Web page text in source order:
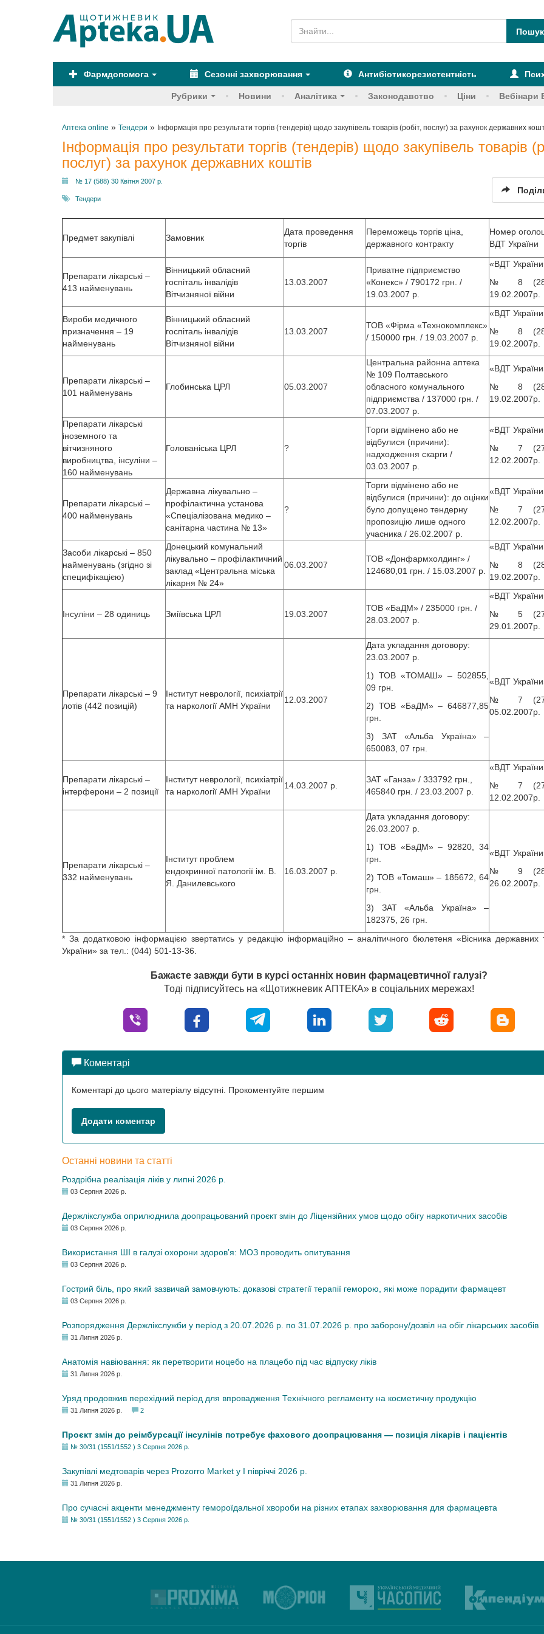
Фармдопомога Сезонні захворювання Антибіотикорезистентність
Рубрики Новини Аналітика Законодавство Ціни Вебінари
Аптека online » Тендери » Інформація про результати торгів (тендерів) щодо закупівель товарів (робіт, послуг) за рахунок державних
Інформація про результати торгів (тендерів) щодо закупівель товарів
послуг) за рахунок державних коштів
№ 17 (588) 30 Квітня 2007 р.
Тендери
Предмет закупівлі Замовник
Дата проведення
торгів
Переможець торгів ціна,
державного контракту
Номер
ВДТ України
Препарати лікарські –
413 найменувань
Вінницький обласний
госпіталь інвалідів
Вітчизняної війни
13.03.2007
Приватне підприємство
«Конекс» / 790172 грн. /
19.03.2007 р.
«ВДТ
№ 8
19.02.2007р.
Вироби медичного
призначення – 19
найменувань
Вінницький обласний
госпіталь інвалідів
Вітчизняної війни
13.03.2007
ТОВ «Фірма «Технокомплекс»
/ 150000 грн. / 19.03.2007 р.
«ВДТ
№ 8
19.02.2007р.
Препарати лікарські –
101 найменувань
Глобинська ЦРЛ 05.03.2007
Центральна районна аптека
№ 109 Полтавського
обласного комунального
підприємства / 137000 грн. /
07.03.2007 р.
«ВДТ
№ 8
19.02.2007р.
Препарати лікарські
іноземного та
вітчизняного
виробництва, інсуліни –
160 найменувань
Голованіська ЦРЛ ?
Торги відмінено або не
відбулися (причини):
надходження скарги /
03.03.2007 р.
«ВДТ
№ 7
12.02.2007р.
Препарати лікарські –
400 найменувань
Державна лікувально –
профілактична установа
«Спеціалізована медико –
санітарна частина № 13»
?
Торги відмінено або не
відбулися (причини): до оцінки
було допущено тендерну
пропозицію лише одного
учасника / 26.02.2007 р.
«ВДТ
№ 7
12.02.2007р.
Засоби лікарські – 850
найменувань (згідно зі
специфікацією)
Донецький комунальний
лікувально – профілактичний
заклад «Центральна міська
лікарня № 24»
06.03.2007
ТОВ «Донфармхолдинг» /
124680,01 грн. / 15.03.2007 р.
«ВДТ
№ 8
19.02.2007р.
Інсуліни – 28 одиниць Зміївська ЦРЛ 19.03.2007
ТОВ «БаДМ» / 235000 грн. /
28.03.2007 р.
«ВДТ
№ 5
29.01.2007р.
Препарати лікарські – 9
лотів (442 позицій)
Інститут неврології, психіатрії
та наркології АМН України
12.03.2007
Дата укладання договору:
23.03.2007 р.
1) ТОВ «ТОМАШ» – 502855,
09 грн.
2) ТОВ «БаДМ» – 646877,85
грн.
3) ЗАТ «Альба Україна» –
650083, 07 грн.
«ВДТ
№ 7
05.02.2007р.
Препарати лікарські –
інтерферони – 2 позиції
Інститут неврології, психіатрії
та наркології АМН України
14.03.2007 р.
ЗАТ «Ганза» / 333792 грн.,
465840 грн. / 23.03.2007 р.
«ВДТ
№ 7
12.02.2007р.
Препарати лікарські –
332 найменувань
Інститут проблем
ендокринної патології ім. В.
Я. Данилевського
16.03.2007 р.
Дата укладання договору:
26.03.2007 р.
1) ТОВ «БаДМ» – 92820, 34
грн.
2) ТОВ «Томаш» – 185672, 64
грн.
3) ЗАТ «Альба Україна» –
182375, 26 грн.
«ВДТ
№ 9
26.02.2007р.
* За додатковою інформацією звертатись у редакцію інформаційно – аналітичного бюлетеня «Вісника державних
України» за тел.: (044) 501-13-36.
Бажаєте завжди бути в курсі останніх новин фармацевтичної галузі?
Тоді підписуйтесь на «Щотижневик АПТЕКА» в соціальних мережах!
Коментарі
Коментарі до цього матеріалу відсутні. Прокоментуйте першим
Додати коментар
Останні новини та статті
Роздрібна реалізація ліків у липні 2026 р.
03 Серпня 2026 р.
Держлікслужба оприлюднила доопрацьований проєкт змін до Ліцензійних умов щодо обігу наркотичних засобів
03 Серпня 2026 р.
Використання ШІ в галузі охорони здоров’я: МОЗ проводить опитування
03 Серпня 2026 р.
Гострий біль, про який зазвичай замовчують: доказові стратегії терапії геморою, які може порадити фармацевт
03 Серпня 2026 р.
Розпорядження Держлікслужби у період з 20.07.2026 р. по 31.07.2026 р. про заборону/дозвіл на обіг лікарських засобів
31 Липня 2026 р.
Анатомія навіювання: як перетворити ноцебо на плацебо під час відпуску ліків
31 Липня 2026 р.
Уряд продовжив перехідний період для впровадження Технічного регламенту на косметичну продукцію
31 Липня 2026 р. 2
Проєкт змін до реімбурсації інсулінів потребує фахового доопрацювання — позиція лікарів і пацієнтів
№ 30/31 (1551/1552 ) 3 Серпня 2026 р.
Закупівлі медтоварів через Prozorro Market у I півріччі 2026 р.
31 Липня 2026 р.
Про сучасні акценти менеджменту гемороїдальної хвороби на різних етапах захворювання для фармацевта
№ 30/31 (1551/1552 ) 3 Серпня 2026 р.